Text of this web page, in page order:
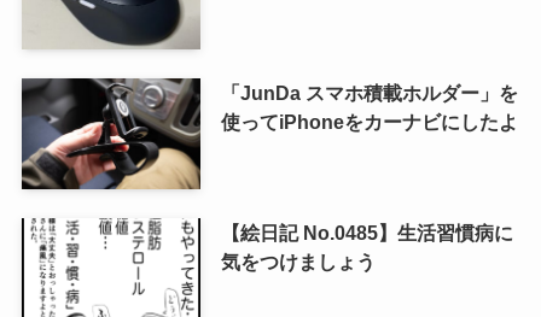
「JunDa スマホ積載ホルダー」を
使ってiPhoneをカーナビにしたよ
【絵日記 No.0485】生活習慣病に
気をつけましょう